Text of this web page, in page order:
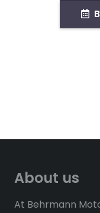
About us
At Behrmann